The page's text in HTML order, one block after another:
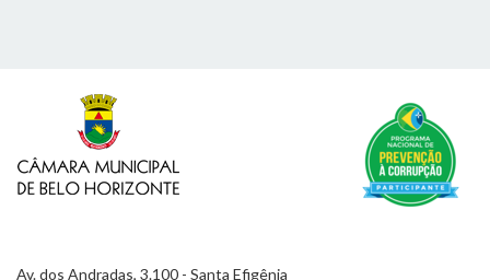
Av. dos Andradas, 3.100 - Santa Efigênia